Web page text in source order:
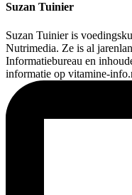
Suzan Tuinier
Suzan Tuinier is
Nutrimedia. Ze is al
Informatiebureau en
informatie op vitamine-